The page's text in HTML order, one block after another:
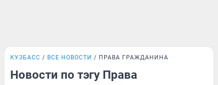
КУЗБАСС ВСЕ НОВОСТИ ПРАВА ГРАЖДАНИНА
Новости по тэгу Права